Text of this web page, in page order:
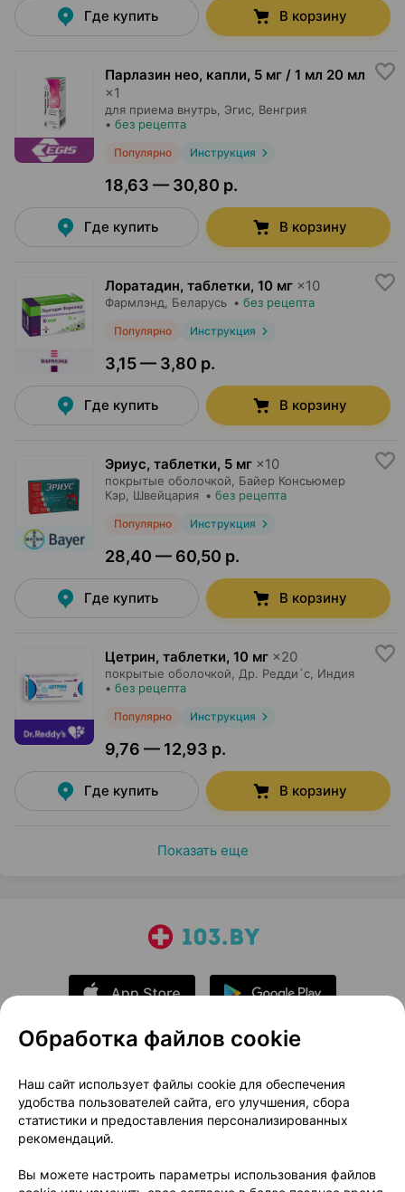
Где купить В корзину
Парлазин нео, капли, 5 мг / 1 мл 20 мл
×1
для приема внутрь, Эгис, Венгрия
• без рецепта
Популярно Инструкция
18,63 — 30,80 р.
Где купить В корзину
Лоратадин, таблетки, 10 мг ×10
Фармлэнд, Беларусь • без рецепта
Популярно Инструкция
3,15 — 3,80 р.
Где купить В корзину
Эриус, таблетки, 5 мг ×10
покрытые оболочкой, Байер Консьюмер
Кэр, Швейцария • без рецепта
Популярно Инструкция
28,40 — 60,50 р.
Где купить В корзину
Цетрин, таблетки, 10 мг ×20
покрытые оболочкой, Др. Редди`с, Индия
• без рецепта
Популярно Инструкция
9,76 — 12,93 р.
Где купить В корзину
Показать еще
О проекте
Новости проекта
Размещение рекламы
Медицинский маркетинг
Публичный договор
Доставка
Способы оплаты
Вакансии Партнеры
Обработка файлов cookie
Наш сайт использует файлы cookie для обеспечения
удобства пользователей сайта, его улучшения, сбора
статистики и предоставления персонализированных
рекомендаций.
Вы можете настроить параметры использования файлов